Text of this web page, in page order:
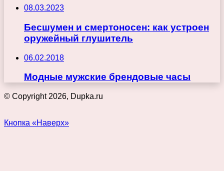
08.03.2023
Бесшумен и смертоносен: как устроен
оружейный глушитель
06.02.2018
Модные мужские брендовые часы
© Copyright 2026, Dupka.ru
Кнопка «Наверх»